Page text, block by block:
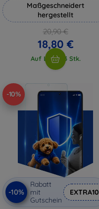
Maßgeschneidert
hergestellt
20,90 €
18,80 €
Auf Lager 3 Stk.
-10%
-10%
Rabatt
mit
Gutschein
EXTRA10